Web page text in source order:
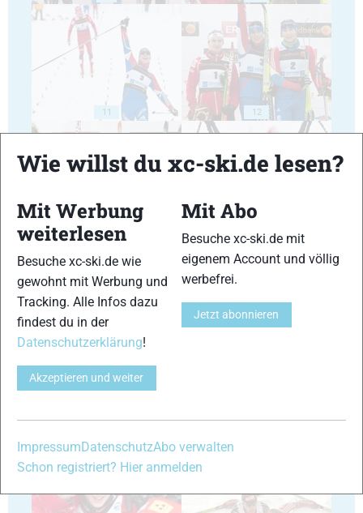
11 12
13
15
17
Wie willst du xc-ski.de lesen?
Mit Werbung
weiterlesen
Besuche xc-ski.de wie
gewohnt mit Werbung und
Tracking. Alle Infos dazu
findest du in der
Datenschutzerklärung!
Akzeptieren und weiter
Mit Abo
Besuche xc-ski.de mit
eigenem Account und völlig
werbefrei.
Jetzt abonnieren
ImpressumDatenschutzAbo verwalten
Schon registriert? Hier anmelden